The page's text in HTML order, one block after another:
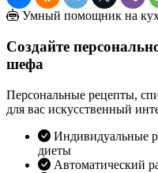
Умный помощник на
Создайте
шефа
Персональные рецепты,
для вас искусственный
Индивидуальные
диеты
Автоматический